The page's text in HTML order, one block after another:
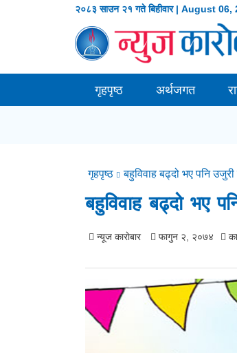
२०८३ साउन २१ गते बिहीवार | August
गृहपृष्ठ अर्थजगत
गृहपृष्ठ बहुविवाह बढ्दो भए पनि
बहुविवाह बढ्दो भए
न्यूज काराेबार फागुन २, २०७४